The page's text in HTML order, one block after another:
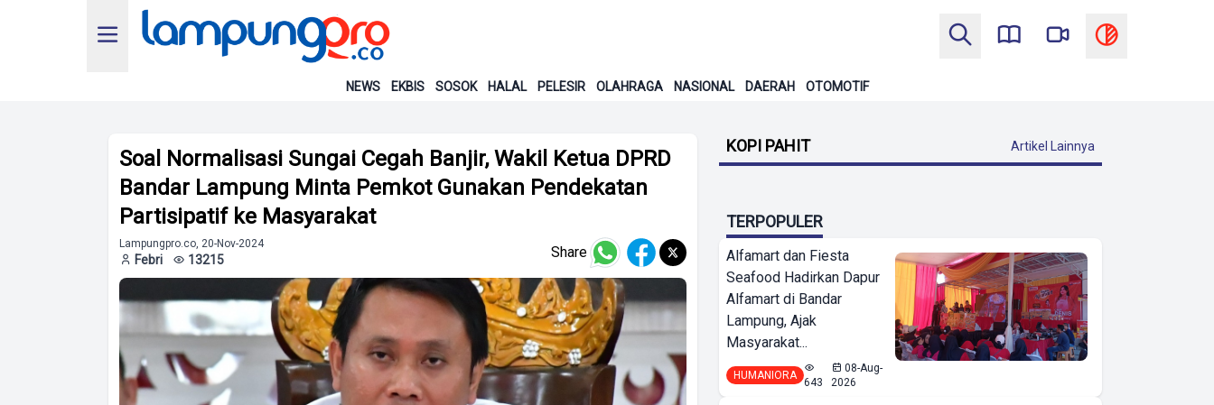
NEWS EKBIS SOSOK HALAL PELESIR OLAHRAGA NASIONAL DAERAH OTOMOTIF
Soal Normalisasi Sungai Cegah Banjir, Wakil Ketua DPRD
Bandar Lampung Minta Pemkot Gunakan Pendekatan
Partisipatif ke Masyarakat
Lampungpro.co, 20-Nov-2024
Febri 13215 Share
KOPI PAHIT Artikel Lainnya
TERPOPULER
Alfamart dan Fiesta
Seafood Hadirkan Dapur
Alfamart di Bandar
Lampung, Ajak
Masyarakat...
HUMANIORA
643
08-Aug-
2026